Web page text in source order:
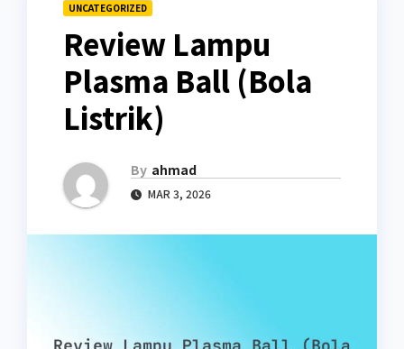
UNCATEGORIZED
Review Lampu
Plasma Ball (Bola
Listrik)
By ahmad
MAR 3, 2026